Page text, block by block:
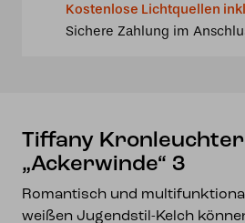
MengeKostenlose Lichtquellen
Sichere Zahlung im
Tiffany
„Ackerwinde“ 3
Romantisch und
weißen Jugendstil-Kelch